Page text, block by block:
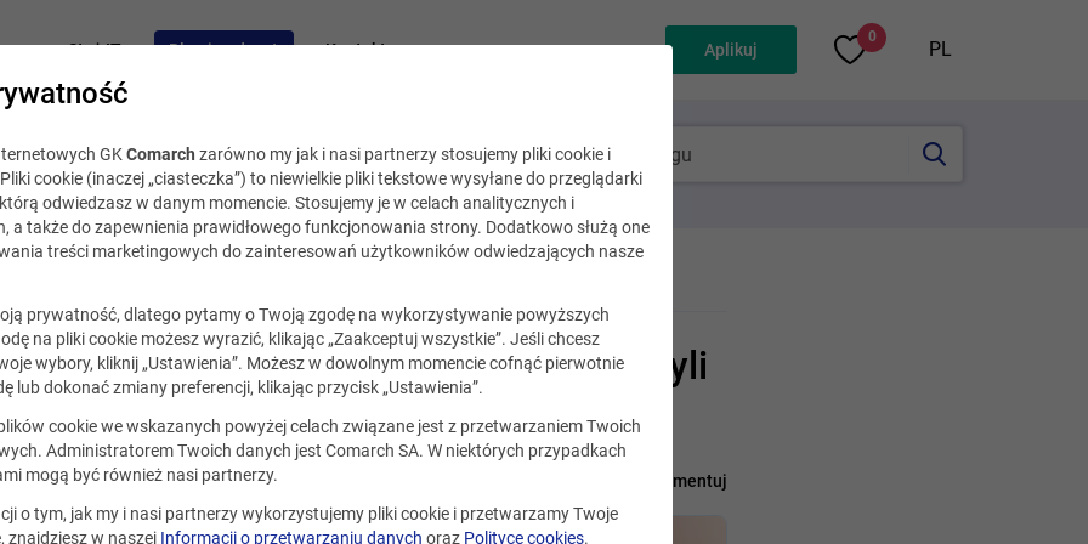
Staż IT Blog i podcast Kontakt Aplikuj
0
PL
w świetle nowych technologii, czyli
z dwóch perspektyw
Skomentuj
GKComarch zarówno my jak i nasi partnerzy stosujemy pliki cookie i
cookie (inaczej „ciasteczka”) to niewielkie pliki tekstowe wysyłane do przeglądarki
odwiedzasz w danym momencie. Stosujemy je w celach analitycznych i
a także do zapewnienia prawidłowego funkcjonowania strony. Dodatkowo służą one
treści marketingowych do zainteresowań użytkowników odwiedzających nasze
prywatność, dlatego pytamy o Twoją zgodę na wykorzystywanie powyższych
na pliki cookie możesz wyrazić, klikając „Zaakceptuj wszystkie”. Jeśli chcesz
wybory, kliknij „Ustawienia”. Możesz w dowolnym momencie cofnąć pierwotnie
lub dokonać zmiany preferencji, klikając przycisk „Ustawienia”.
cookie we wskazanych powyżej celach związane jest z przetwarzaniem Twoich
Administratorem Twoich danych jest Comarch SA. W niektórych przypadkach
mogą być również nasi partnerzy.
o tym, jak my i nasi partnerzy wykorzystujemy pliki cookie i przetwarzamy Twoje
znajdziesz w naszej Informacji o przetwarzaniu danych oraz Polityce cookies.